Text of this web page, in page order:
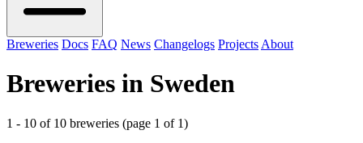
Breweries Docs FAQ News Changelogs Projects About
Breweries in Sweden
1 - 10 of 10 breweries (page 1 of 1)